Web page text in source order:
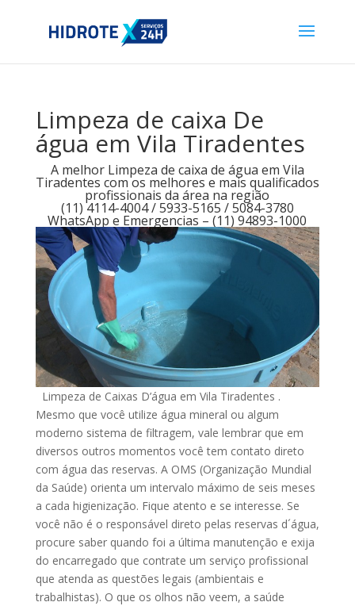
Limpeza de caixa De
água em Vila Tiradentes
A melhor Limpeza de caixa de água em Vila
Tiradentes com os melhores e mais qualificados
profissionais da área na região
(11) 4114-4004 / 5933-5165 / 5084-3780
WhatsApp e Emergencias – (11) 94893-1000
Limpeza de Caixas D’água em Vila Tiradentes .
Mesmo que você utilize água mineral ou algum
moderno sistema de filtragem, vale lembrar que em
diversos outros momentos você tem contato direto
com água das reservas. A OMS (Organização Mundial
da Saúde) orienta um intervalo máximo de seis meses
a cada higienização. Fique atento e se interesse. Se
você não é o responsável direto pelas reservas d´água,
procure saber quando foi a última manutenção e exija
do encarregado que contrate um serviço profissional
que atenda as questões legais (ambientais e
trabalhistas). O que os olhos não veem, a saúde